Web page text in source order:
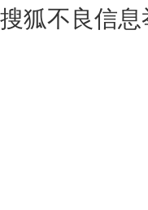
搜狐不良信息